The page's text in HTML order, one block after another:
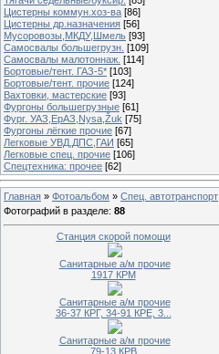
Цистерны коммун.хоз-ва [86]
Цистерны др.назначения [56]
Мусоровозы,МКДУ,Шмель [93]
Самосвалы большегрузн. [109]
Самосвалы малотоннаж. [114]
Бортовые/тент. ГАЗ-5* [103]
Бортовые/тент. прочие [124]
Вахтовки, мастерские [93]
Фургоны большегрузные [61]
Фург. УАЗ,ЕрАЗ,Nysa,Žuk [75]
Фургоны лёгкие прочие [67]
Легковые УВД,ДПС,ГАИ [65]
Легковые спец. прочие [106]
Спецтехника: прочее [62]
Главная » Фотоальбом » Спец. автотранспорт
Фотографий в разделе: 88
Станция скорой помощи
Санитарные а/м прочие
1917 КРМ
Санитарные а/м прочие
36-37 КРГ, 34-91 КРЕ, 3...
Санитарные а/м прочие
79-13 КРВ